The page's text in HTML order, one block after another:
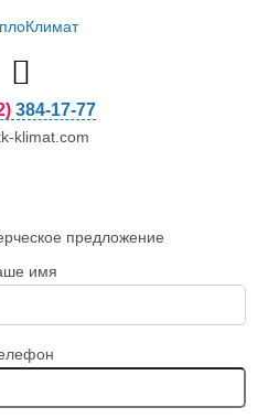
384-17-77
klimat.com
предложение
имя